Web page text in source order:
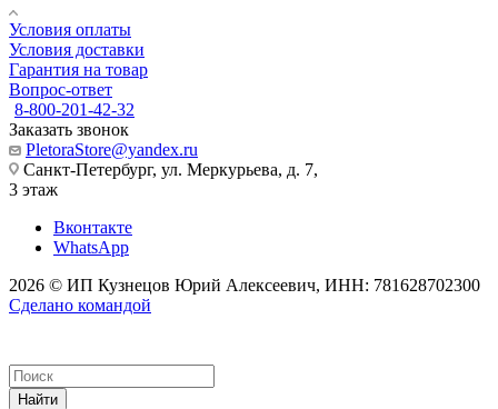
Условия оплаты
Условия доставки
Гарантия на товар
Вопрос-ответ
8-800-201-42-32
Заказать звонок
PletoraStore@yandex.ru
Санкт-Петербург, ул. Меркурьева, д. 7,
3 этаж
Вконтакте
WhatsApp
2026 © ИП Кузнецов Юрий Алексеевич, ИНН: 781628702300
Сделано командой
Найти